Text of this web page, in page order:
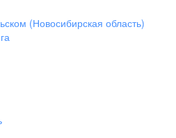
(Новосибирская область)